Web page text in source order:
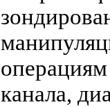
канала,